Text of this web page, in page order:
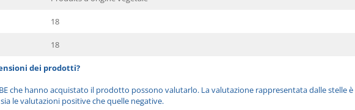
18
18
dei prodotti?
che hanno acquistato il prodotto possono valutarlo. La valutazione rappresentata dalle stelle
le valutazioni positive che quelle negative.